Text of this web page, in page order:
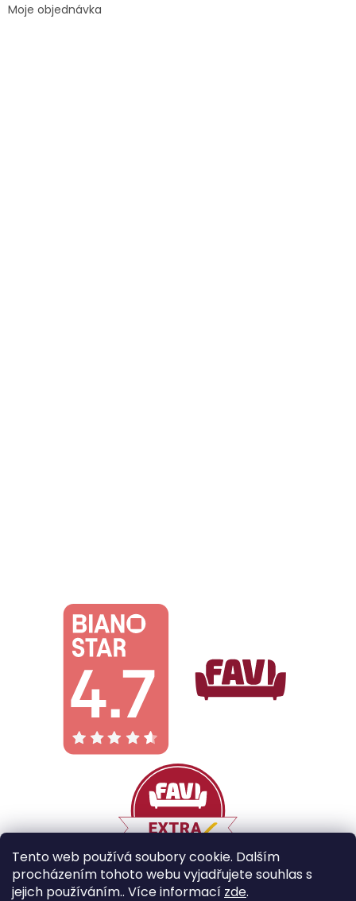
Tento web používá soubory cookie. Dalším
procházením tohoto webu vyjadřujete souhlas s
jejich používáním.. Více informací zde.
Moje objednávka